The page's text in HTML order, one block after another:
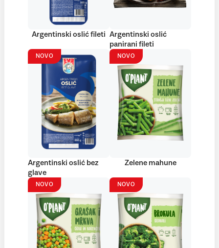
Argentinski oslić fileti Argentinski oslić
panirani fileti
NOVO
Argentinski oslić bez
glave
NOVO
Zelene mahune
NOVO NOVO